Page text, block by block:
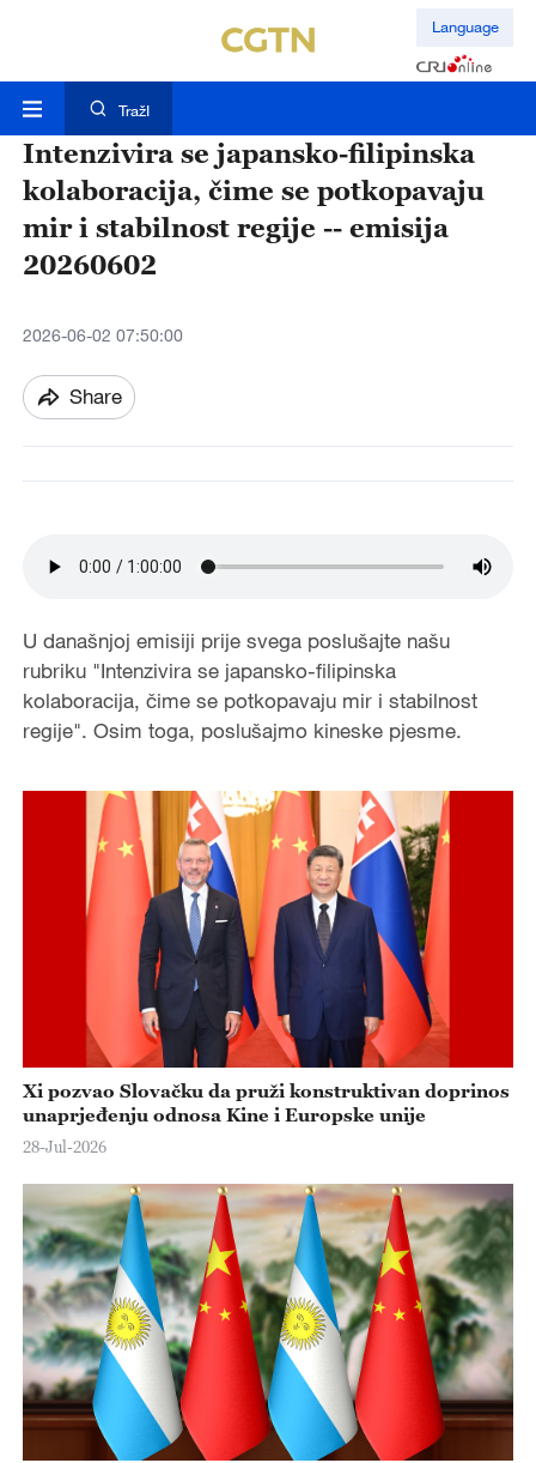
Language
TražI
Intenzivira se japansko-filipinska
kolaboracija, čime se potkopavaju
mir i stabilnost regije -- emisija
20260602
2026-06-02 07:50:00
Share
U današnjoj emisiji prije svega poslušajte našu
rubriku "Intenzivira se japansko-filipinska
kolaboracija, čime se potkopavaju mir i stabilnost
regije". Osim toga, poslušajmo kineske pjesme.
Xi pozvao Slovačku da pruži konstruktivan doprinos
unaprjeđenju odnosa Kine i Europske unije
28-Jul-2026